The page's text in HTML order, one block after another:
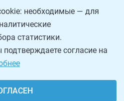
необходимые — для
статистики.
согласие на